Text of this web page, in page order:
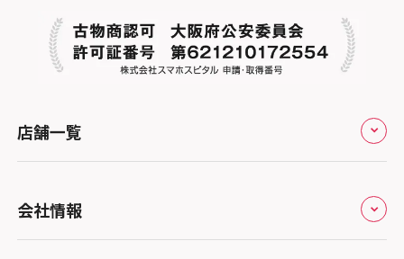
スマホスピタル テルル南流山
スマホスピタル テルル宮野木
スマホスピタル 東京大手町
スマホスピタル東大阪ロンモール布施
スマホスピタル堺
スマホスピタル京都河原町
スマホスピタル宇治槙島
店舗一覧
北海道・東北
会社情報